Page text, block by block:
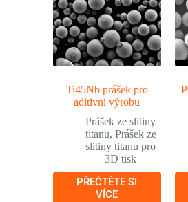
Ti45Nb prášek pro
aditivní výrobu
Prášek ze slitiny
titanu, Prášek ze
slitiny titanu pro
3D tisk
PŘEČTĚTE SI
VÍCE